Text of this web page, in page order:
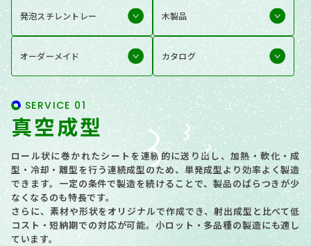
発泡スチレントレー 木製品
オーダーメイド カタログ
SERVICE 01
真空成型
ロール状に巻かれたシートを連続的に送り出し、加熱・軟化・成
型・冷却・離型を行う連続成型のため、単発成型より効率よく製造
できます。一定の条件で製造を続けることで、製品のばらつきが少
なくなるのも特長です。
さらに、素材や形状をオリジナルで作成でき、射出成型と比べて低
コスト・短納期での対応が可能。小ロット・多品種の製造にも適し
ています。